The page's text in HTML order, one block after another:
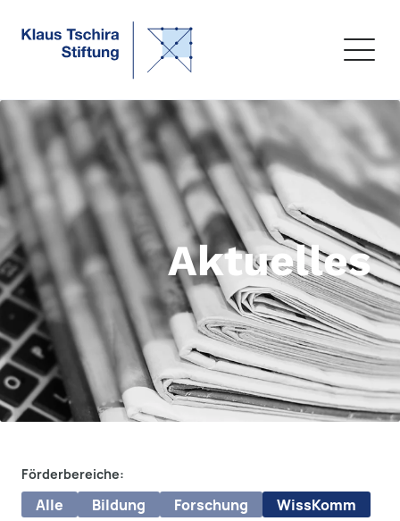
Aktuelles
Förderbereiche:
Alle Bildung Forschung WissKomm